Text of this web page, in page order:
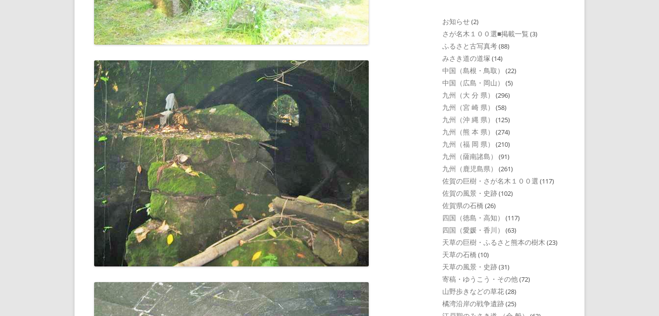
お知らせ(2)
さが名木１００選■掲載一覧 (3)
ふるさと古写真考(88)
みさき道の道塚 (14)
中国（島根・鳥取） (22)
中国（広島・岡山） (5)
九州（大 分 県） (296)
九州（宮 崎 県） (58)
九州（沖 縄 県） (125)
九州（熊 本 県） (274)
九州（福 岡 県） (210)
九州（薩南諸島） (91)
九州（鹿児島県） (261)
佐賀の巨樹・さが名木１００選 (117)
佐賀の風景・史跡(102)
佐賀県の石橋 (26)
四国（徳島・高知） (117)
四国（愛媛・香川） (63)
天草の巨樹・ふるさと熊本の樹木 (23)
天草の石橋 (10)
天草の風景・史跡(31)
寄稿・ゆうこう・その他(72)
山野歩きなどの草花(28)
橘湾沿岸の戦争遺跡(25)